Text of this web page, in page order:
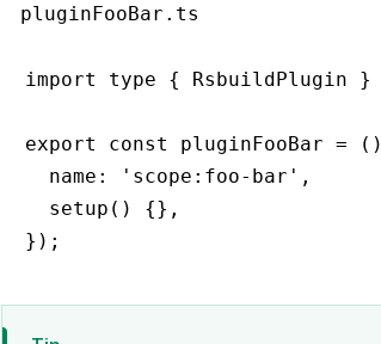
pluginFooBar.ts
import type { RsbuildPlugin }
export const pluginFooBar = ()
  name
: 'scope:foo-bar' ,
  setup
() {} ,
});